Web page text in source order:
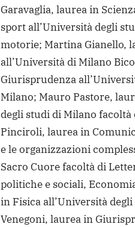
Garavaglia, laurea in
sport all’Università degli
motorie; Martina Gianello,
all’Università di Milano
Giurisprudenza
Milano; Mauro Pastore,
degli studi di Milano facoltà
Pinciroli, laurea in
e le organizzazioni
Sacro Cuore facoltà di
politiche e sociali,
in Fisica all’Università
Venegoni, laurea in